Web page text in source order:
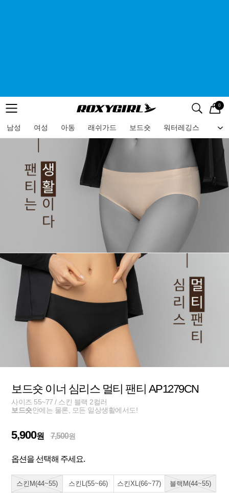
메뉴 검색
로고 0
남성 여성 아동 래쉬가드 보드숏 워터레깅스 비
메뉴
보드숏 이너 심리스 멀티 팬티 AP1279CN
사이즈 55~77 / 스킨 블랙 2컬러
보드숏안에는 물론, 모든 일상생활에서도!
5,900원 7,500원
옵션을 선택해 주세요.
스킨M(44~55) 스킨L(55~66) 스킨XL(66~77) 블랙M(44~55)